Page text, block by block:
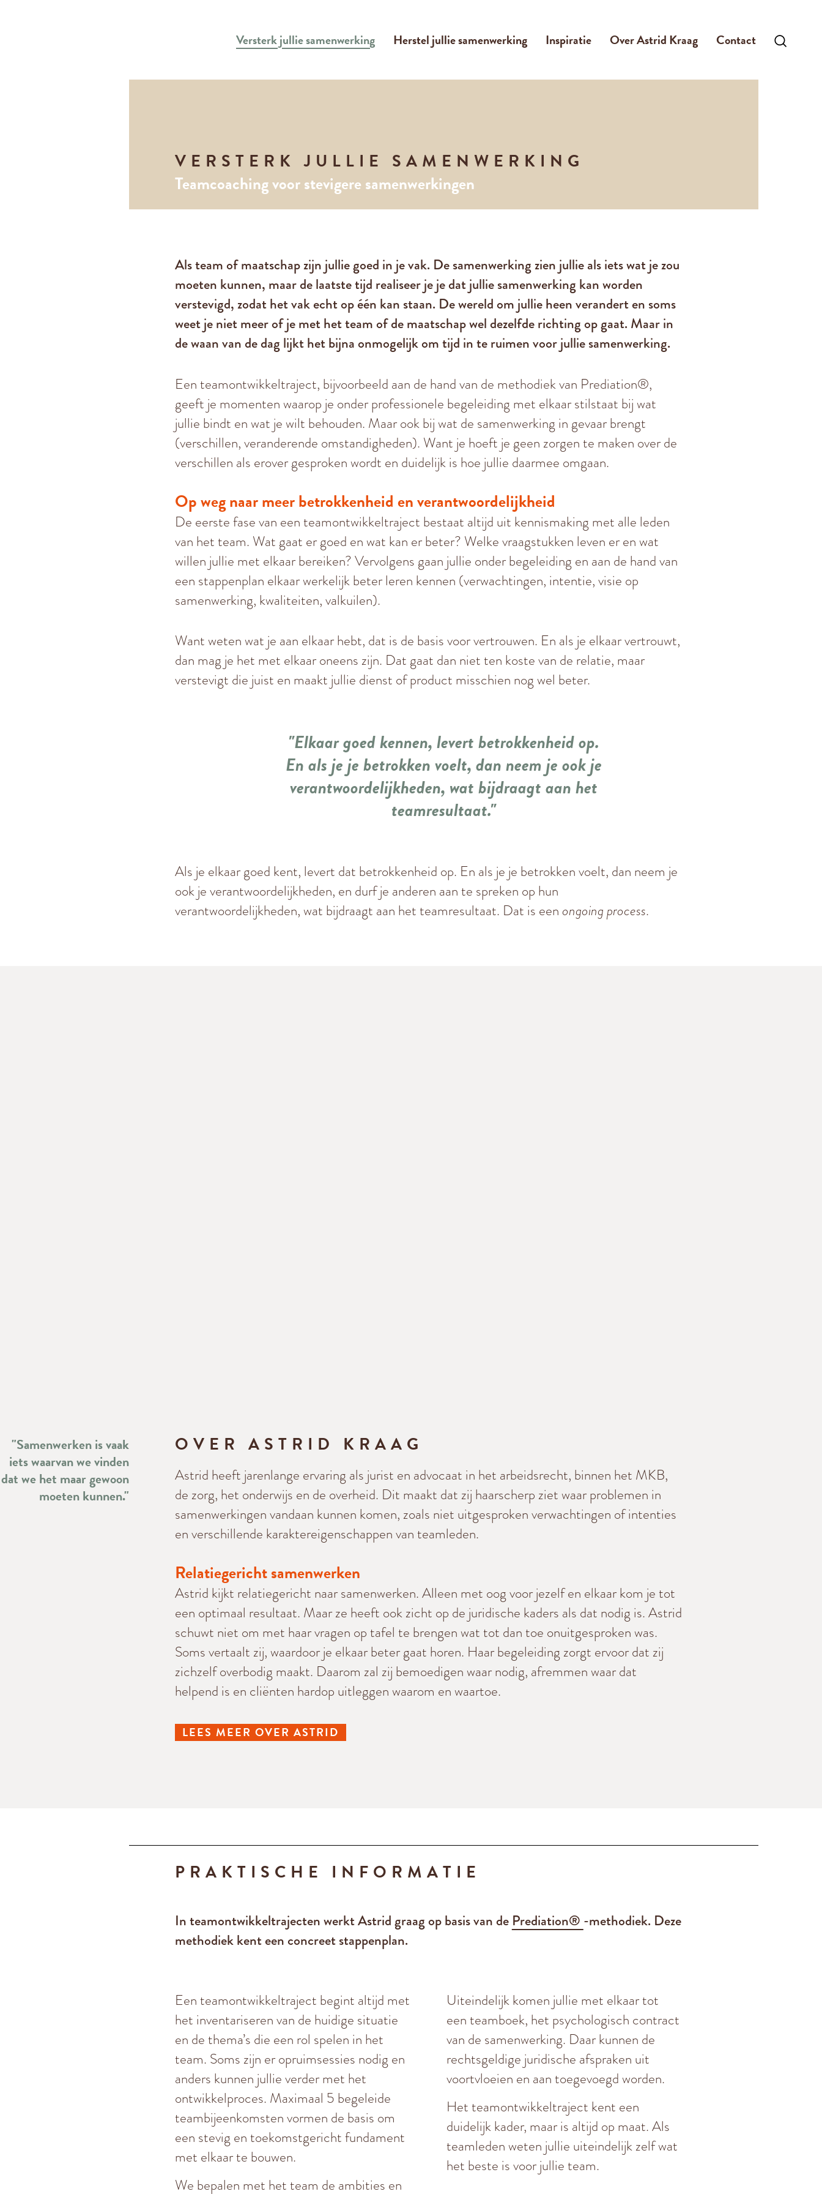
Versterk jullie samenwerking Herstel jullie samenwerking Inspiratie Over Astrid Kraag Contact
VERSTERK JULLIE SAMENWERKING
Teamcoaching voor stevigere samenwerkingen
Als team of maatschap zijn jullie goed in je vak. De samenwerking zien jullie als iets wat je zou
moeten kunnen, maar de laatste tijd realiseer je je dat jullie samenwerking kan worden
verstevigd, zodat het vak echt op één kan staan. De wereld om jullie heen verandert en soms
weet je niet meer of je met het team of de maatschap wel dezelfde richting op gaat. Maar in
de waan van de dag lijkt het bijna onmogelijk om tijd in te ruimen voor jullie samenwerking.
Een teamontwikkeltraject, bijvoorbeeld aan de hand van de methodiek van Prediation®,
geeft je momenten waarop je onder professionele begeleiding met elkaar stilstaat bij wat
jullie bindt en wat je wilt behouden. Maar ook bij wat de samenwerking in gevaar brengt
(verschillen, veranderende omstandigheden). Want je hoeft je geen zorgen te maken over de
verschillen als erover gesproken wordt en duidelijk is hoe jullie daarmee omgaan.
Op weg naar meer betrokkenheid en verantwoordelijkheid
De eerste fase van een teamontwikkeltraject bestaat altijd uit kennismaking met alle leden
van het team. Wat gaat er goed en wat kan er beter? Welke vraagstukken leven er en wat
willen jullie met elkaar bereiken? Vervolgens gaan jullie onder begeleiding en aan de hand van
een stappenplan elkaar werkelijk beter leren kennen (verwachtingen, intentie, visie op
samenwerking, kwaliteiten, valkuilen).
Want weten wat je aan elkaar hebt, dat is de basis voor vertrouwen. En als je elkaar vertrouwt,
dan mag je het met elkaar oneens zijn. Dat gaat dan niet ten koste van de relatie, maar
verstevigt die juist en maakt jullie dienst of product misschien nog wel beter.
"Elkaar goed kennen, levert betrokkenheid op.
En als je je betrokken voelt, dan neem je ook je
verantwoordelijkheden, wat bijdraagt aan het
teamresultaat."
Als je elkaar goed kent, levert dat betrokkenheid op. En als je je betrokken voelt, dan neem je
ook je verantwoordelijkheden, en durf je anderen aan te spreken op hun
verantwoordelijkheden, wat bijdraagt aan het teamresultaat. Dat is eenongoing process.
"Samenwerken is vaak
iets waarvan we vinden
dat we het maar gewoon
moeten kunnen."
OVER ASTRID KRAAG
Astrid heeft jarenlange ervaring als jurist en advocaat in het arbeidsrecht, binnen het MKB,
de zorg, het onderwijs en de overheid. Dit maakt dat zij haarscherp ziet waar problemen in
samenwerkingen vandaan kunnen komen, zoals niet uitgesproken verwachtingen of intenties
en verschillende karaktereigenschappen van teamleden.
Relatiegericht samenwerken
Astrid kijkt relatiegericht naar samenwerken. Alleen met oog voor jezelf en elkaar kom je tot
een optimaal resultaat. Maar ze heeft ook zicht op de juridische kaders als dat nodig is. Astrid
schuwt niet om met haar vragen op tafel te brengen wat tot dan toe onuitgesproken was.
Soms vertaalt zij, waardoor je elkaar beter gaat horen. Haar begeleiding zorgt ervoor dat zij
zichzelf overbodig maakt. Daarom zal zij bemoedigen waar nodig, afremmen waar dat
helpend is en cliënten hardop uitleggen waarom en waartoe.
LEES MEER OVER ASTRID
PRAKTISCHE INFORMATIE
In teamontwikkeltrajecten werkt Astrid graag op basis van de Prediation® -methodiek. Deze
methodiek kent een concreet stappenplan.
Een teamontwikkeltraject begint altijd met
het inventariseren van de huidige situatie
en de thema’s die een rol spelen in het
team. Soms zijn er opruimsessies nodig en
anders kunnen jullie verder met het
ontwikkelproces. Maximaal 5 begeleide
teambijeenkomsten vormen de basis om
een stevig en toekomstgericht fundament
met elkaar te bouwen.
We bepalen met het team de ambities en
Uiteindelijk komen jullie met elkaar tot
een teamboek, het psychologisch contract
van de samenwerking. Daar kunnen de
rechtsgeldige juridische afspraken uit
voortvloeien en aan toegevoegd worden.
Het teamontwikkeltraject kent een
duidelijk kader, maar is altijd op maat. Als
teamleden weten jullie uiteindelijk zelf wat
het beste is voor jullie team.